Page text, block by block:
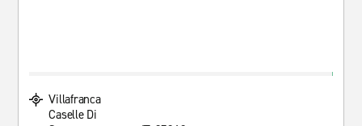
Villafranca
Caselle Di